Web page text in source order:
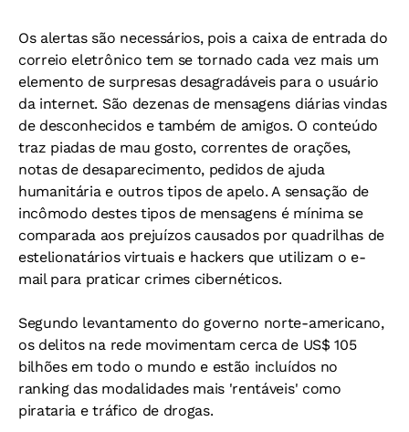
Os alertas são necessários, pois a caixa de entrada do
correio eletrônico tem se tornado cada vez mais um
elemento de surpresas desagradáveis para o usuário
da internet. São dezenas de mensagens diárias vindas
de desconhecidos e também de amigos. O conteúdo
traz piadas de mau gosto, correntes de orações,
notas de desaparecimento, pedidos de ajuda
humanitária e outros tipos de apelo. A sensação de
incômodo destes tipos de mensagens é mínima se
comparada aos prejuízos causados por quadrilhas de
estelionatários virtuais e hackers que utilizam o e-
mail para praticar crimes cibernéticos.
Segundo levantamento do governo norte-americano,
os delitos na rede movimentam cerca de US$ 105
bilhões em todo o mundo e estão incluídos no
ranking das modalidades mais 'rentáveis' como
pirataria e tráfico de drogas.